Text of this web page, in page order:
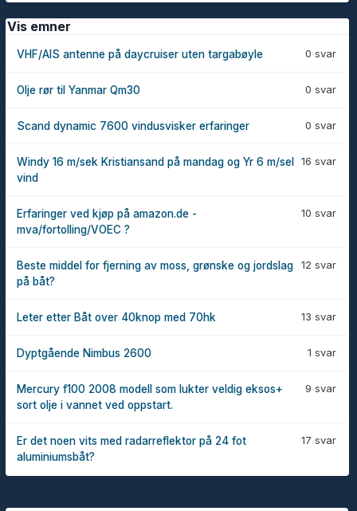
Vis emner
0 svar
VHF/AIS antenne på daycruiser uten targabøyle
0 svar
Olje rør til Yanmar Qm30
0 svar
Scand dynamic 7600 vindusvisker erfaringer
16 svar
Windy 16 m/sek Kristiansand på mandag og Yr 6 m/sel
vind
10 svar
Erfaringer ved kjøp på amazon.de -
mva/fortolling/VOEC ?
12 svar
Beste middel for fjerning av moss, grønske og jordslag
på båt?
13 svar
Leter etter Båt over 40knop med 70hk
1 svar
Dyptgående Nimbus 2600
9 svar
Mercury f100 2008 modell som lukter veldig eksos+
sort olje i vannet ved oppstart.
17 svar
Er det noen vits med radarreflektor på 24 fot
aluminiumsbåt?